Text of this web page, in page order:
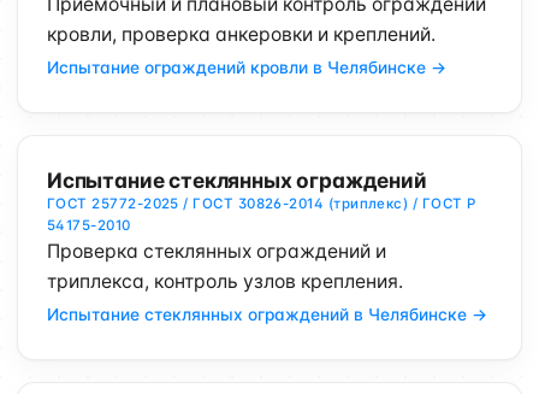
кровли, проверка анкеровки и креплений.
Испытание ограждений кровли в Челябинске →
Испытание стеклянных ограждений
ГОСТ 25772-2025 / ГОСТ 30826-2014 (триплекс) / ГОСТ Р
54175-2010
Проверка стеклянных ограждений и
триплекса, контроль узлов крепления.
Испытание стеклянных ограждений в Челябинске →